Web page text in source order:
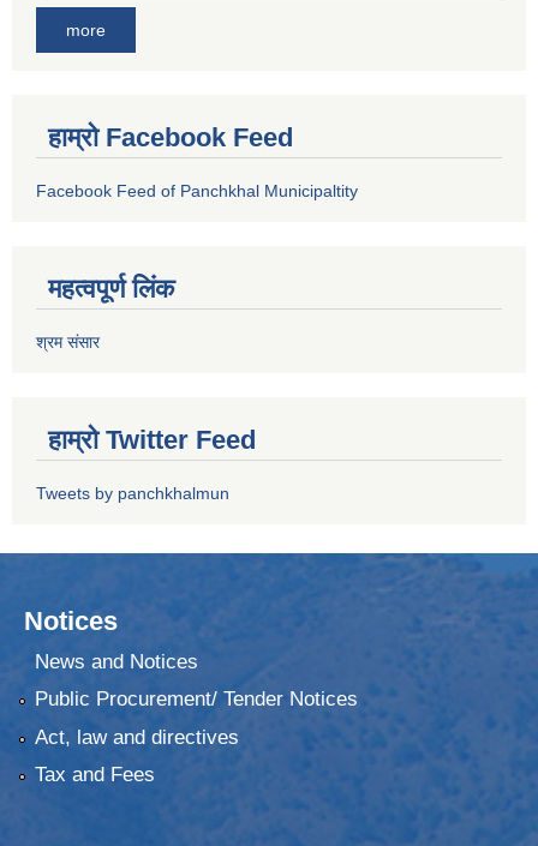
more
हाम्रो Facebook Feed
Facebook Feed of Panchkhal Municipaltity
महत्वपूर्ण लिंक
श्रम संसार
हाम्रो Twitter Feed
Tweets by panchkhalmun
Notices
News and Notices
Public Procurement/ Tender Notices
Act, law and directives
Tax and Fees